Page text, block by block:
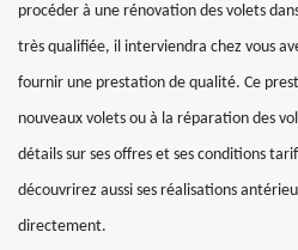
procéder à une rénovation des volets
très qualifiée, il interviendra chez vous
fournir une prestation de qualité. Ce
nouveaux volets ou à la réparation des
détails sur ses offres et ses conditions
découvrirez aussi ses réalisations
directement.